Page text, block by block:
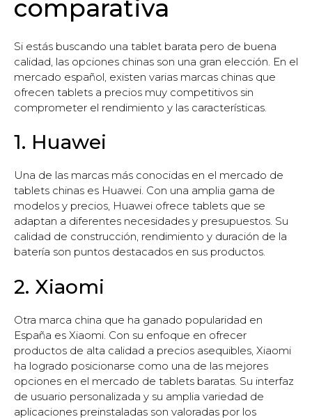
comparativa
Si estás buscando una tablet barata pero de buena
calidad, las opciones chinas son una gran elección. En el
mercado español, existen varias marcas chinas que
ofrecen tablets a precios muy competitivos sin
comprometer el rendimiento y las características.
1. Huawei
Una de las marcas más conocidas en el mercado de
tablets chinas es Huawei. Con una amplia gama de
modelos y precios, Huawei ofrece tablets que se
adaptan a diferentes necesidades y presupuestos. Su
calidad de construcción, rendimiento y duración de la
batería son puntos destacados en sus productos.
2. Xiaomi
Otra marca china que ha ganado popularidad en
España es Xiaomi. Con su enfoque en ofrecer
productos de alta calidad a precios asequibles, Xiaomi
ha logrado posicionarse como una de las mejores
opciones en el mercado de tablets baratas. Su interfaz
de usuario personalizada y su amplia variedad de
aplicaciones preinstaladas son valoradas por los